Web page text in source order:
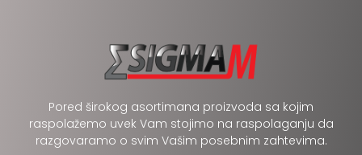
Pored širokog asortimana proizvoda sa kojim
raspolažemo uvek Vam stojimo na raspolaganju da
razgovaramo o svim Vašim posebnim zahtevima.